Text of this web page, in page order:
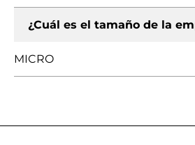
¿Cuál es el tamaño de la
MICRO